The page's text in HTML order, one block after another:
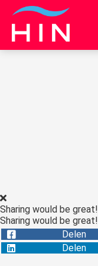
Sharing would be great!
Sharing would be great!
Delen
Delen